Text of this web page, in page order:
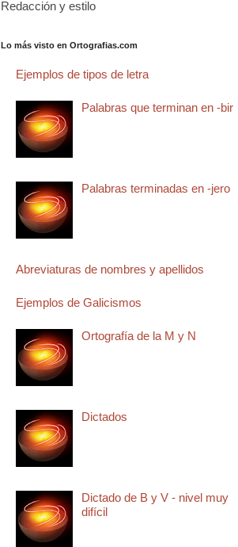
Redacción y estilo
Lo más visto en Ortografias.com
Ejemplos de tipos de letra
Palabras que terminan en -bir
Palabras terminadas en -jero
Abreviaturas de nombres y apellidos
Ejemplos de Galicismos
Ortografía de la M y N
Dictados
Dictado de B y V - nivel muy
difícil